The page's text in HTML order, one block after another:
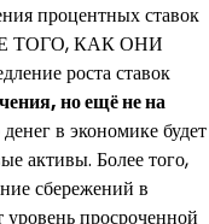
процентных ставок
ТОГО, КАК ОНИ
роста ставок
но ещё не на
в экономике будет
активы. Более того,
сбережений в
уровень просроченной